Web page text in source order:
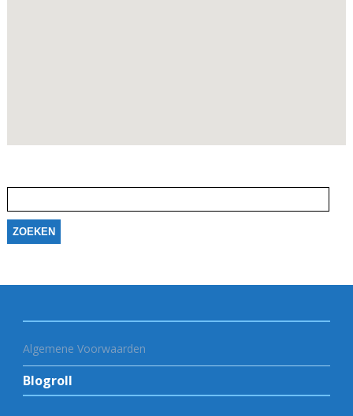
naar:
Algemene Voorwaarden
Blogroll